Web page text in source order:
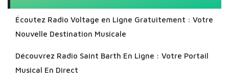
Écoutez Radio Voltage en Ligne Gratuitement : Votre
Nouvelle Destination Musicale
Découvrez Radio Saint Barth En Ligne : Votre Portail
Musical En Direct